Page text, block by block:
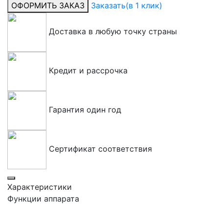
ОФОРМИТЬ ЗАКАЗ Заказать(в 1 клик)
Доставка в любую точку страны
Кредит и рассрочка
Гарантия один год
Сертификат соответствия
Характеристики
Функции аппарата